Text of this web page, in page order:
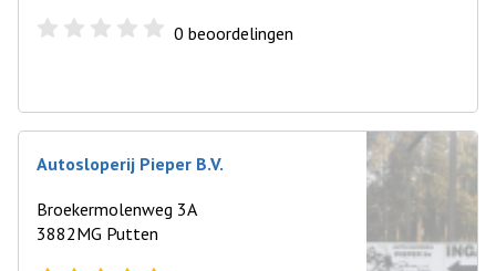
0 beoordelingen
Autosloperij Pieper B.V.
Broekermolenweg 3A
3882MG Putten